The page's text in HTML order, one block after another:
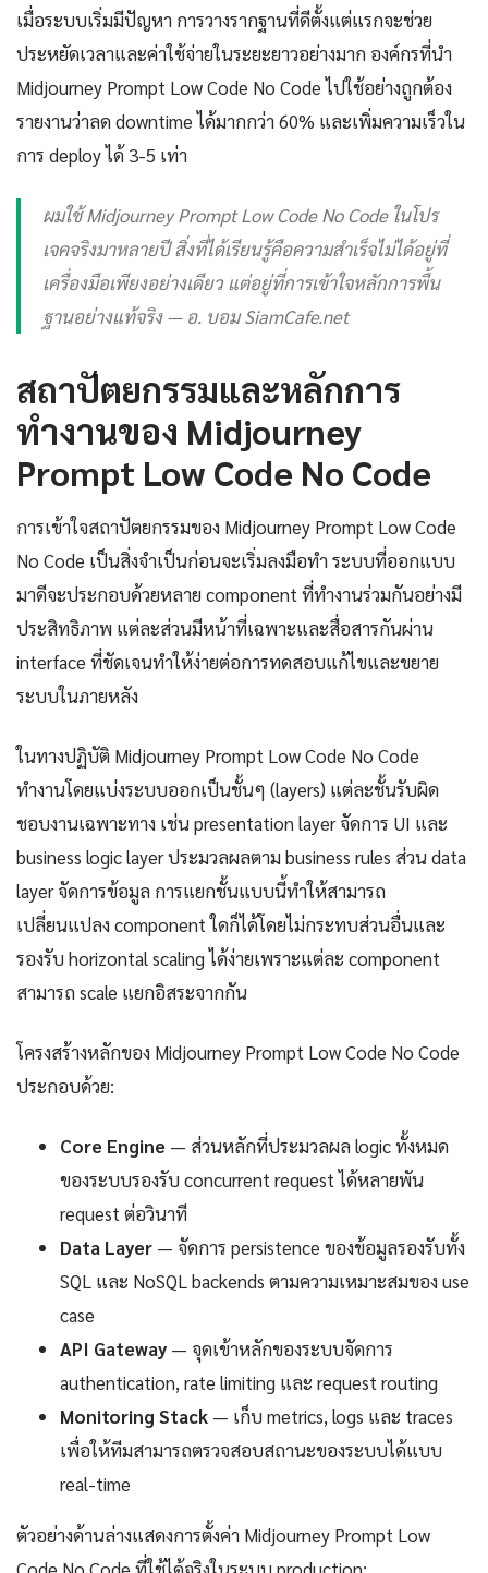
เมื่อระบบเริ่มมีปัญหา การวางรากฐานที่ดีตั้งแต่แรกจะช่วย
ประหยัดเวลาและค่าใช้จ่ายในระยะยาวอย่างมาก องค์กรที่นำ
Midjourney Prompt Low Code No Code ไปใช้อย่างถูกต้อง
รายงานว่าลด downtime ได้มากกว่า 60% และเพิ่มความเร็วใน
การ deploy ได้ 3-5 เท่า
ผมใช้ Midjourney Prompt Low Code No Code ในโปร
เจคจริงมาหลายปี สิ่งที่ได้เรียนรู้คือความสำเร็จไม่ได้อยู่ที่
เครื่องมือเพียงอย่างเดียว แต่อยู่ที่การเข้าใจหลักการพื้น
ฐานอย่างแท้จริง — อ. บอม SiamCafe.net
สถาปัตยกรรมและหลักการ
ทำงานของ Midjourney
Prompt Low Code No Code
การเข้าใจสถาปัตยกรรมของ Midjourney Prompt Low Code
No Code เป็นสิ่งจำเป็นก่อนจะเริ่มลงมือทำ ระบบที่ออกแบบ
มาดีจะประกอบด้วยหลาย component ที่ทำงานร่วมกันอย่างมี
ประสิทธิภาพ แต่ละส่วนมีหน้าที่เฉพาะและสื่อสารกันผ่าน
interface ที่ชัดเจนทำให้ง่ายต่อการทดสอบแก้ไขและขยาย
ระบบในภายหลัง
ในทางปฏิบัติ Midjourney Prompt Low Code No Code
ทำงานโดยแบ่งระบบออกเป็นชั้นๆ (layers) แต่ละชั้นรับผิด
ชอบงานเฉพาะทาง เช่น presentation layer จัดการ UI และ
business logic layer ประมวลผลตาม business rules ส่วน data
layer จัดการข้อมูล การแยกชั้นแบบนี้ทำให้สามารถ
เปลี่ยนแปลง component ใดก็ได้โดยไม่กระทบส่วนอื่นและ
รองรับ horizontal scaling ได้ง่ายเพราะแต่ละ component
สามารถ scale แยกอิสระจากกัน
โครงสร้างหลักของ Midjourney Prompt Low Code No Code
ประกอบด้วย:
Core Engine — ส่วนหลักที่ประมวลผล logic ทั้งหมด
ของระบบรองรับ concurrent request ได้หลายพัน
request ต่อวินาที
Data Layer — จัดการ persistence ของข้อมูลรองรับทั้ง
SQL และ NoSQL backends ตามความเหมาะสมของ use
case
API Gateway — จุดเข้าหลักของระบบจัดการ
authentication, rate limiting และ request routing
Monitoring Stack — เก็บ metrics, logs และ traces
เพื่อให้ทีมสามารถตรวจสอบสถานะของระบบได้แบบ
real-time
ตัวอย่างด้านล่างแสดงการตั้งค่า Midjourney Prompt Low